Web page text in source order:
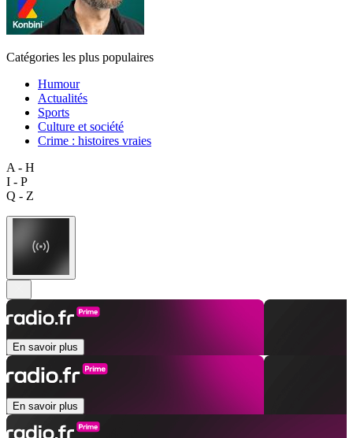
Catégories les plus populaires
Humour
Actualités
Sports
Culture et société
Crime : histoires vraies
A - H
I - P
Q - Z
En savoir plus
En savoir plus